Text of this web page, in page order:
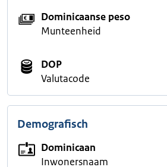
Dominicaanse peso
Munteenheid
DOP
Valutacode
Demografisch
Dominicaan
Inwonersnaam